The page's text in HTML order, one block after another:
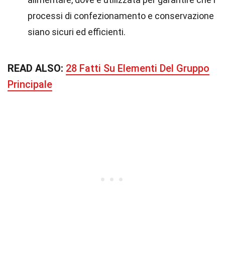
processi di confezionamento e conservazione
siano sicuri ed efficienti.
READ ALSO: 28 Fatti Su Elementi Del Gruppo
Principale